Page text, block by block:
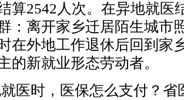
算2542人次。在异地就医
：离开家乡迁居陌生城市
在外地工作退休后回到家
的新就业形态劳动者。
医时，医保怎么支付？省